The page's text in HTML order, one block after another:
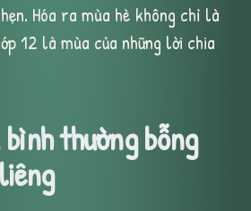
Hóa ra mùa hè không chỉ là
12 là mùa của những lời chia
thường bỗng